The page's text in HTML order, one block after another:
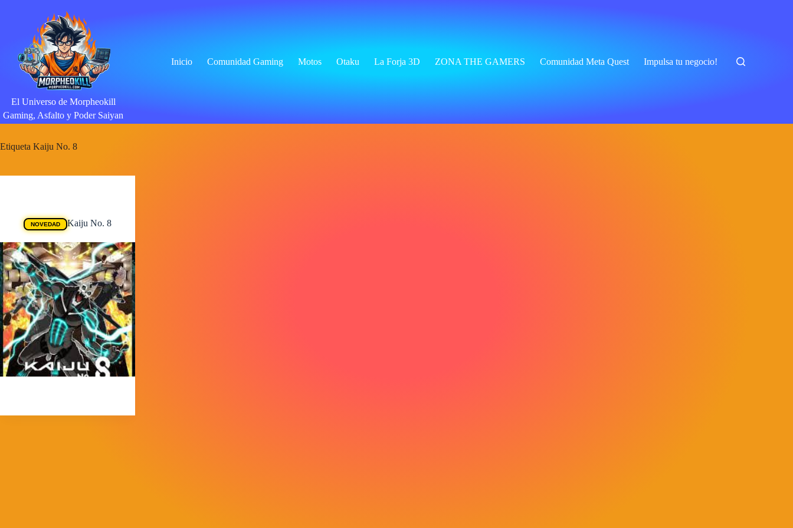
El Universo de Morpheokill
Gaming, Asfalto y Poder Saiyan
Inicio Comunidad Gaming Motos Otaku La Forja 3D ZONA THE GAMERS Comunidad Meta Quest Impulsa tu negocio!
Etiqueta Kaiju No. 8
NOVEDAD Kaiju No. 8